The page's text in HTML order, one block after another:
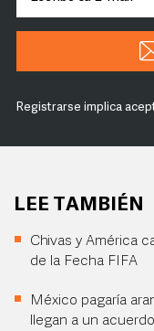
Registrarse implica
LEE TAMBIÉN
Chivas y América
de la Fecha FIFA
México pagaría
llegan a un acuerdo